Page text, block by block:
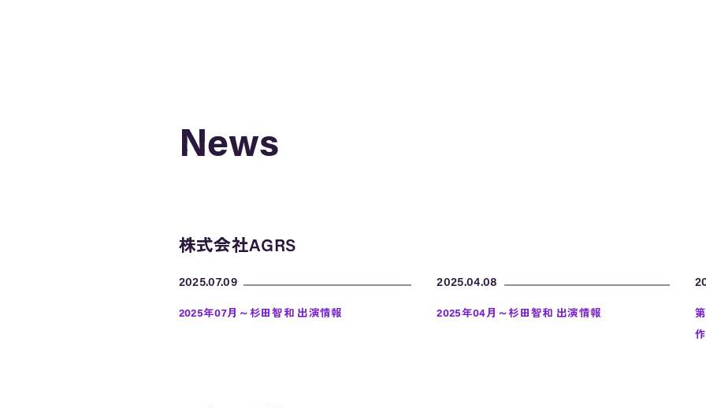
News
News
株式会社AGRS
株式会社AGRS
2025.07.09
2025年07月～杉田智和 出演情報
2025.04.08
2025年04月～杉田智和 出演情報